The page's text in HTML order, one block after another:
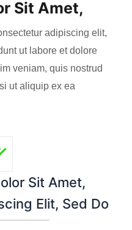
Sit Amet,
adipiscing elit,
ut labore et dolore
veniam, quis nostrud
ut aliquip ex ea
Sit Amet,
Elit, Sed Do